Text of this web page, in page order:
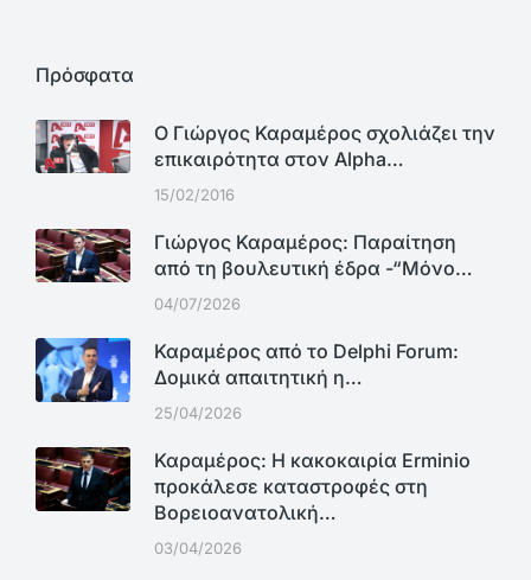
Πρόσφατα
Ο Γιώργος Καραμέρος σχολιάζει την
επικαιρότητα στον Alpha…
15/02/2016
Γιώργος Καραμέρος: Παραίτηση
από τη βουλευτική έδρα -“Μόνο…
04/07/2026
Καραμέρος από το Delphi Forum:
Δομικά απαιτητική η…
25/04/2026
Καραμέρος: Η κακοκαιρία Erminio
προκάλεσε καταστροφές στη
Βορειοανατολική…
03/04/2026